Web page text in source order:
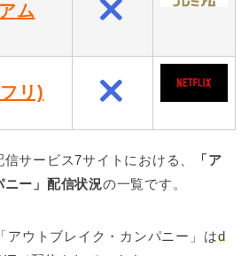
ム
リ)
サービス7サイトにおける、
「ア
ニー」配信状況の一覧です。
アウトブレイク・カンパニー」はd